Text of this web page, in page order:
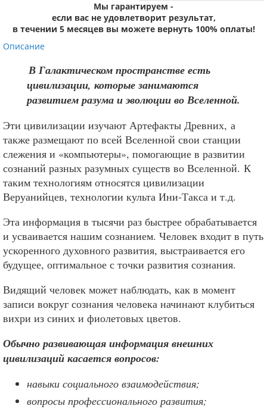
Мы гарантируем -
если вас не удовлетворит результат,
в течении 5 месяцев вы можете вернуть 100% оплаты!
Описание
В Галактическом пространстве есть
цивилизации, которые занимаются
развитием разума и эволюции во Вселенной.
Эти цивилизации изучают Артефакты Древних, а
также размещают по всей Вселенной свои станции
слежения и «компьютеры», помогающие в развитии
сознаний разных разумных существ во Вселенной. К
таким технологиям относятся цивилизации
Веруанийцев, технологии культа Ини-Такса и т.д.
Эта информация в тысячи раз быстрее обрабатывается
и усваивается нашим сознанием. Человек входит в путь
ускоренного духовного развития, выстраивается его
будущее, оптимальное с точки развития сознания.
Видящий человек может наблюдать, как в момент
записи вокруг сознания человека начинают клубиться
вихри из синих и фиолетовых цветов.
Обычно развивающая информация внешних
цивилизаций касается вопросов:
навыки социального взаимодействия;
вопросы профессионального развития;